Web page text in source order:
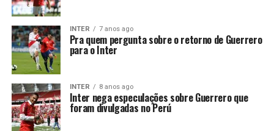
INTER 7 anos ago
Pra quem pergunta sobre o retorno de Guerrero
para o Inter
INTER 8 anos ago
Inter nega especulações sobre Guerrero que
foram divulgadas no Perú